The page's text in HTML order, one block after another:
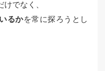
でなく、
るかを常に探ろうとし